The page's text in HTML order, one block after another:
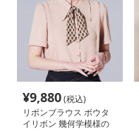
¥9,880(税込)
リボンブラウス ボウタ
イリボン 幾何学模様の